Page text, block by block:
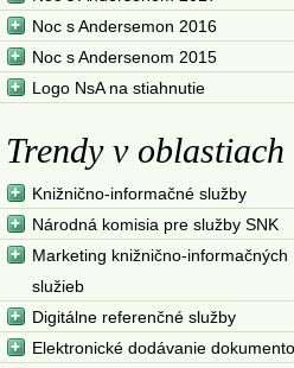
Noc s Andersemon 2016
Noc s Andersenom 2015
Logo NsA na stiahnutie
Trendy v oblastiach
Knižnično-informačné služby
Národná komisia pre služby SNK
Marketing knižnično-informačných
služieb
Digitálne referenčné služby
Elektronické dodávanie